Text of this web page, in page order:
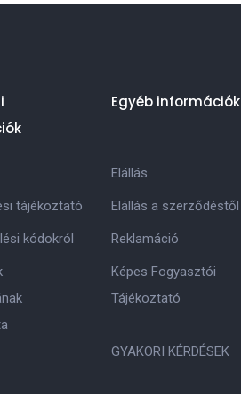
tájékoztató
kódokról
Egyéb információk
Elállás
Elállás a szerződéstől
Reklamáció
Képes Fogyasztói
Tájékoztató
GYAKORI KÉRDÉSEK